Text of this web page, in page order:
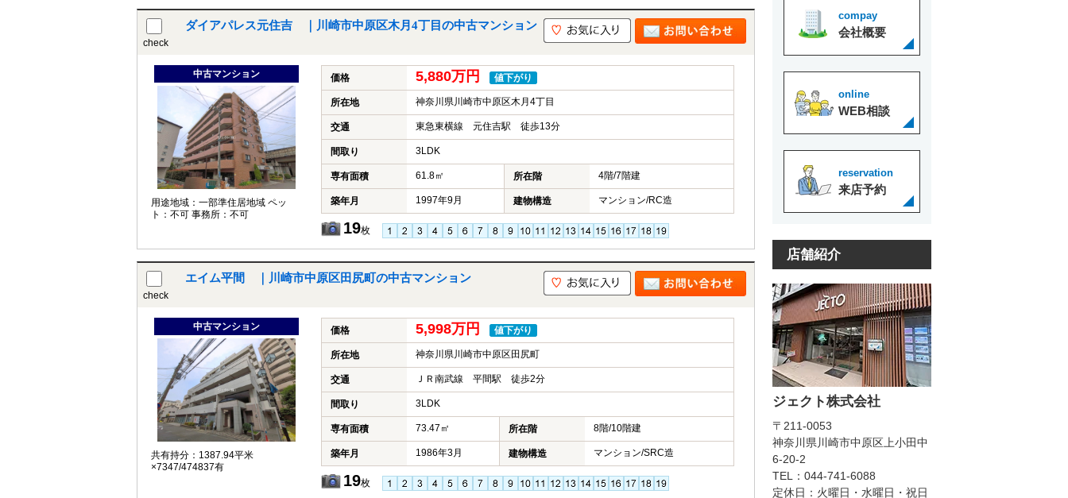
持ち込みを許される大きさの容器
(長さ70cm、たて、よこ、高さの合
計が90cm以内)に入る犬猫)
check
ダイアパレス元住吉 ｜川崎市中原区木月4丁目の中古マンション
中古マンション
用途地域：一部準住居地域 ペッ
ト：不可 事務所：不可
価格 5,880万円 値下がり
所在地 神奈川県川崎市中原区木月4丁目
交通 東急東横線 元住吉駅 徒歩13分
間取り 3LDK
専有面積 61.8㎡ 所在階 4階/7階建
築年月 1997年9月 建物構造 マンション/RC造
19枚
check
エイム平間 ｜川崎市中原区田尻町の中古マンション
中古マンション
共有持分：1387.94平米
×7347/474837有
価格 5,998万円 値下がり
所在地 神奈川県川崎市中原区田尻町
交通 ＪＲ南武線 平間駅 徒歩2分
間取り 3LDK
専有面積 73.47㎡ 所在階 8階/10階建
築年月 1986年3月 建物構造 マンション/SRC造
19枚
compay
会社概要
online
WEB相談
reservation
来店予約
店舗紹介
ジェクト株式会社
〒211-0053
神奈川県川崎市中原区上小田中
6-20-2
TEL：044-741-6088
定休日：火曜日・水曜日・祝日